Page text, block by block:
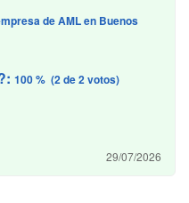
de AML en Buenos
100 % (2 de 2 votos)
29/07/2026